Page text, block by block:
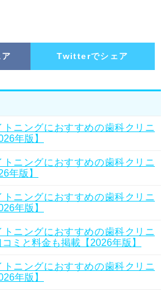
Twitterでシェア
トニングにおすすめの歯科クリニ
年版】
トニングにおすすめの歯科クリニ
年版】
トニングにおすすめの歯科クリニ
年版】
トニングにおすすめの歯科クリニ
ミと料金も掲載【2026年版】
トニングにおすすめの歯科クリニ
年版】